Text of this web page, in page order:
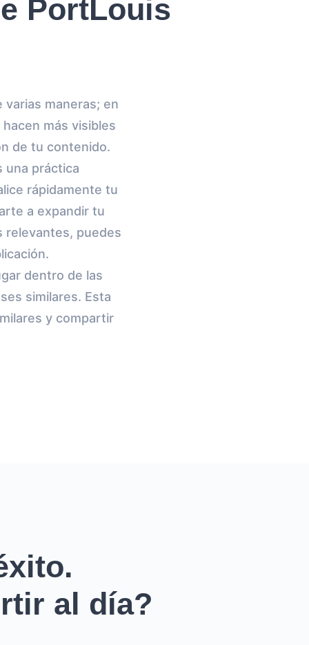
PortLouis
maneras; en
más visibles
de tu contenido.
una práctica
rápidamente tu
a expandir tu
relevantes, puedes
dentro de las
similares. Esta
y compartir
al día?